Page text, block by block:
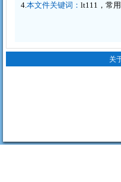
4.本文件关键词：lt111，常
关